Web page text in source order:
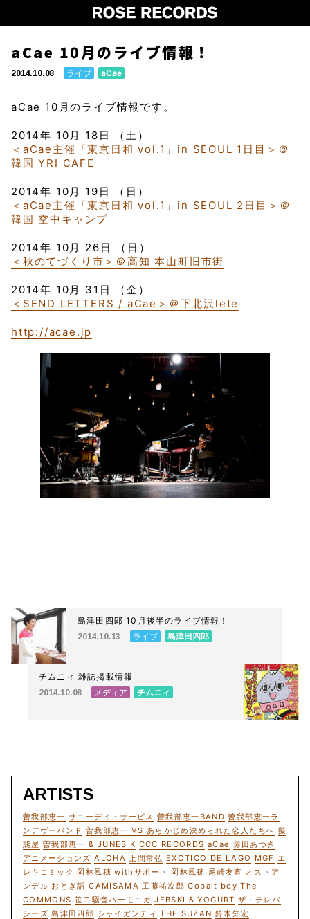
aCae 10月のライブ情報！
2014.10.08 ライブ aCae
aCae 10月のライブ情報です。
2014年 10月 18日 （土）
＜aCae主催「東京日和 vol.1」in SEOUL 1日目＞＠
韓国 YRI CAFE
2014年 10月 19日 （日）
＜aCae主催「東京日和 vol.1」in SEOUL 2日目＞＠
韓国 空中キャンプ
2014年 10月 26日 （日）
＜秋のてづくり市＞＠高知 本山町旧市街
2014年 10月 31日 （金）
＜SEND LETTERS / aCae＞＠下北沢lete
http://acae.jp
島津田四郎 10月後半のライブ情報！
2014.10.13 ライブ 島津田四郎
チムニィ 雑誌掲載情報
2014.10.08 メディア チムニィ
ARTISTS
曽我部恵一 サニーデイ・サービス 曽我部恵一BAND 曽我部恵一ラ
ンデヴーバンド 曽我部恵一 VS あらかじめ決められた恋人たちへ 擬
態屋 曽我部恵一 & JUNES K CCC RECORDS aCae 赤田あつき
アニメーションズ ALOHA 上間常弘 EXOTICO DE LAGO MGF エ
レキコミック 岡林風穂 withサポート 岡林風穂 尾崎友直 オストア
ンデル おとぎ話 CAMISAMA 工藤祐次郎 Cobalt boy The
COMMONS 笹口騒音ハーモニカ JEBSKI & YOGURT ザ・テレパ
シーズ 島津田四郎 シャイガンティ THE SUZAN 鈴木知宏